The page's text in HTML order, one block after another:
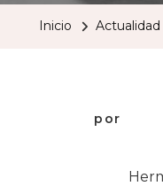
Inicio Actualidad
por